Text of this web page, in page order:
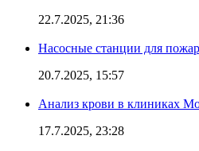
22.7.2025, 21:36
Насосные станции для
20.7.2025, 15:57
Анализ крови в клиниках
17.7.2025, 23:28